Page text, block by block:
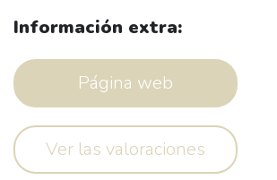
Información extra:
Página web
Ver las valoraciones